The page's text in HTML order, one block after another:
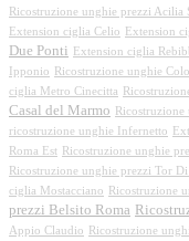
Ricostruzione unghie prezzi Acilia
Extension ciglia Celio
Extension
Due Ponti
Extension ciglia
Ipponio
Ricostruzione unghie
ciglia Metro Cinecitta
Casal del Marmo
ricostruzione unghie Infernetto
Roma Est
Ricostruzione unghie
Ricostruzione unghie prezzi Tor Di
ciglia Mostacciano
Ricostruzione
prezzi Belsito Roma
Appio Claudio
Ricostruzione